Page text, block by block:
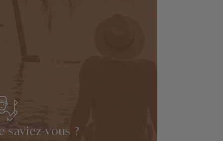
saviez-vous ?